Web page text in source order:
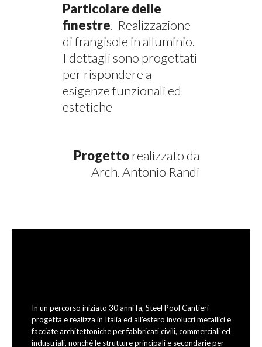
Particolare delle
finestre. Realizzazione
di frangisole in alluminio.
I dettagli sono progettati
per rispondere a
esigenze funzionali ed
estetiche
Progettorealizzato da
Arch. Antonio Randi
In un percorso iniziato 30 anni fa, Steel Pool Cantieri
progetta e realizza in Italia ed all’estero involucri metallici e
facciate architettoniche per fabbricati civili, commerciali ed
industriali, nonché le strutture principali e secondarie per